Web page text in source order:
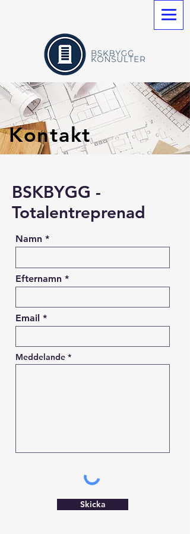
Kontakt
BSKBYGG -
Totalentreprenad
Namn
Efternamn
Email
Meddelande
Skicka